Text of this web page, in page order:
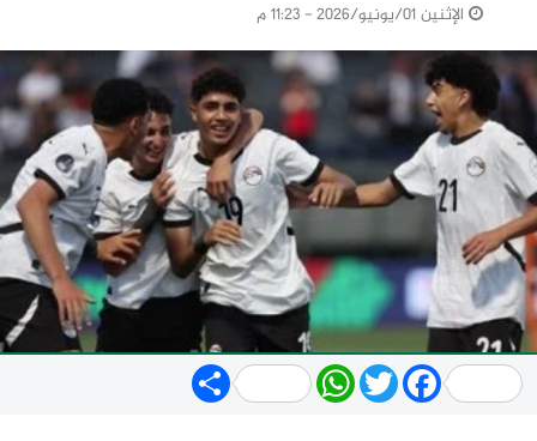
الإثنين 01/يونيو/2026 - 11:23 م
Share WhatsApp
TwitterFacebook